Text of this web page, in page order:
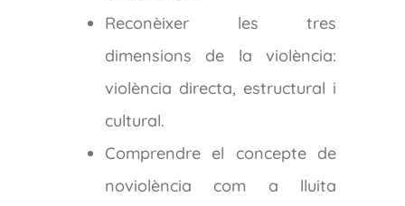
Reconèixer les tres
dimensions de la violència:
violència directa, estructural i
cultural.
Comprendre el concepte de
noviolència com a lluita